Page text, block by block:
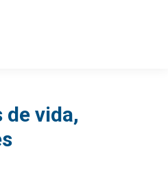
de vida,